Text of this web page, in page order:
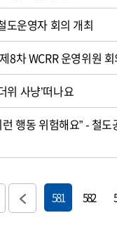
도운영자 회의 개최
8차 WCRR 운영위원
위 사냥’떠나요
행동 위험해요” - 철
581 582